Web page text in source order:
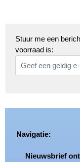
Stuur me een
voorraad is:
Navigatie:
Nieuwsbrief